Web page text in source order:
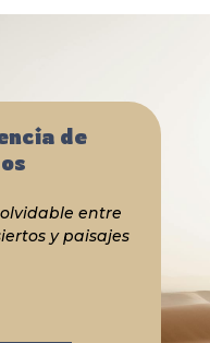
de
entre
y paisajes